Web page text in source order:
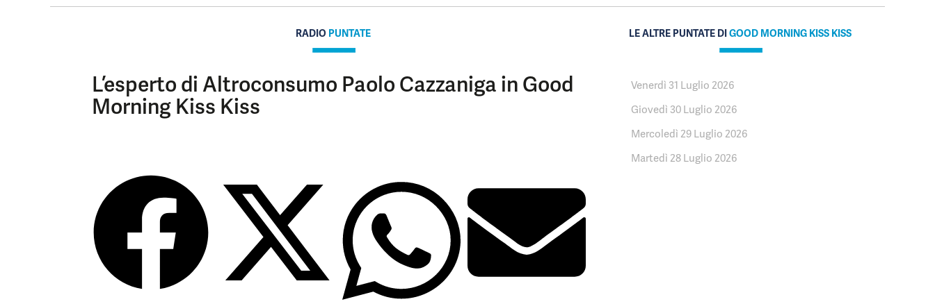
RADIO PUNTATE
L’esperto di Altroconsumo Paolo Cazzaniga in Good
Morning Kiss Kiss
LE ALTRE PUNTATE DIGOOD MORNING KISS KISS
Venerdì 31 Luglio 2026
Giovedì 30 Luglio 2026
Mercoledì 29 Luglio 2026
Martedì 28 Luglio 2026